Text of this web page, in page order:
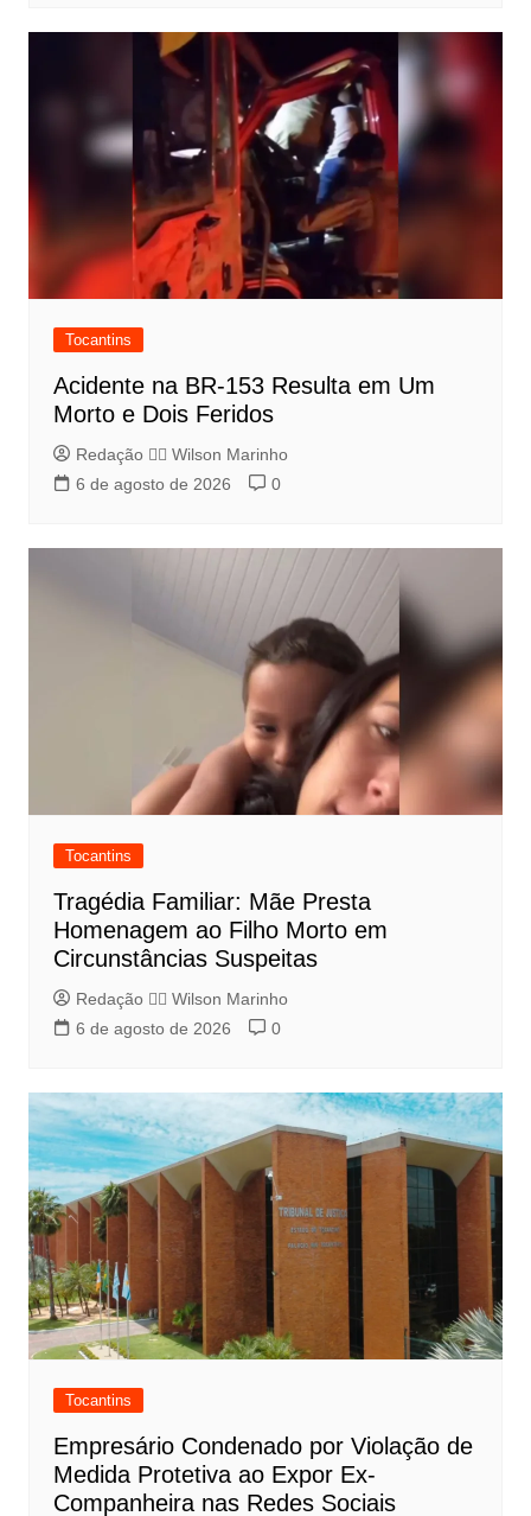
Tocantins
Acidente na BR-153 Resulta em Um
Morto e Dois Feridos
Redação 👨‍⚖️​ Wilson Marinho
6 de agosto de 2026
0
Tocantins
Tragédia Familiar: Mãe Presta
Homenagem ao Filho Morto em
Circunstâncias Suspeitas
Redação 👨‍⚖️​ Wilson Marinho
6 de agosto de 2026
0
Tocantins
Empresário Condenado por Violação de
Medida Protetiva ao Expor Ex-
Companheira nas Redes Sociais